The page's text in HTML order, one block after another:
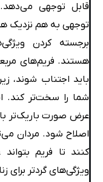
قابل توجهی
توجهی به هم نزدیک
برجسته کردن
هستند. فریم‌های
باید اجتناب شوند،
شما را سخت‌تر کند.
عرض صورت باریک‌تر
اصلاح شود. مردان
کنند تا فریم
ویژگی‌های گردتر برای